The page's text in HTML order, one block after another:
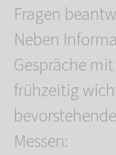
Fragen
Neben
Gespräche
frühzeitig
Messen: